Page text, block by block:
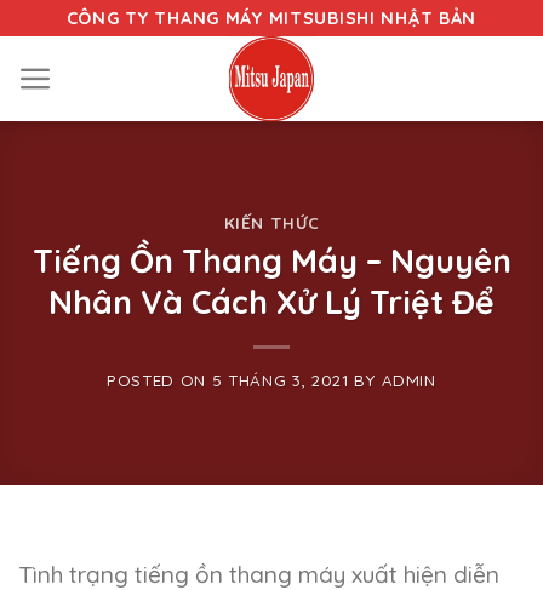
content
CÔNG TY THANG MÁY MITSUBISHI NHẬT BẢN
KIẾN THỨC
Tiếng Ồn Thang Máy – Nguyên
Nhân Và Cách Xử Lý Triệt Để
POSTED ON 5 THÁNG 3, 2021 BY ADMIN
Tình trạng tiếng ồn thang máy xuất hiện diễn